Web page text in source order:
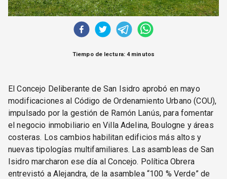
Tiempo de lectura: 4 minutos
El Concejo Deliberante de San Isidro aprobó en mayo
modificaciones al Código de Ordenamiento Urbano (COU),
impulsado por la gestión de Ramón Lanús, para fomentar
el negocio inmobiliario en Villa Adelina, Boulogne y áreas
costeras. Los cambios habilitan edificios más altos y
nuevas tipologías multifamiliares. Las asambleas de San
Isidro marcharon ese día al Concejo. Política Obrera
entrevistó a Alejandra, de la asamblea “100 % Verde” de